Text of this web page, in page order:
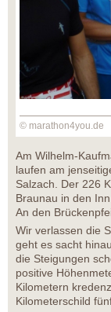
© marathon4you.de
Am Wilhelm-
laufen am
Salzach. Der 226
Braunau in den
An den
Wir verlassen die
geht es sacht
die Steigungen
positive
Kilometern
Kilometerschild